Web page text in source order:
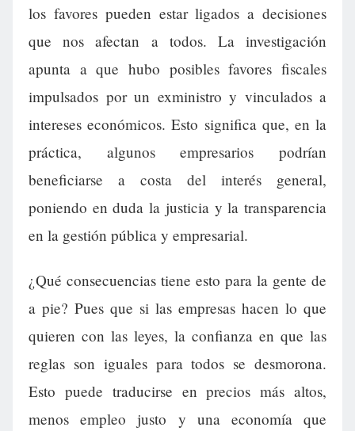
los favores pueden estar ligados a decisiones
que nos afectan a todos. La investigación
apunta a que hubo posibles favores fiscales
impulsados por un exministro y vinculados a
intereses económicos. Esto significa que, en la
práctica, algunos empresarios podrían
beneficiarse a costa del interés general,
poniendo en duda la justicia y la transparencia
en la gestión pública y empresarial.
¿Qué consecuencias tiene esto para la gente de
a pie? Pues que si las empresas hacen lo que
quieren con las leyes, la confianza en que las
reglas son iguales para todos se desmorona.
Esto puede traducirse en precios más altos,
menos empleo justo y una economía que